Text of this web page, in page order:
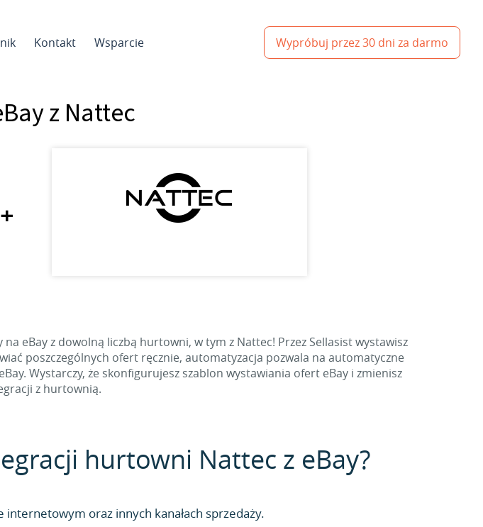
Kontakt Wsparcie Wypróbuj przez 30 dni za darmo
z Nattec
+
eBay z dowolną liczbą hurtowni, w tym z Nattec! Przez Sellasist wystawisz
poszczególnych ofert ręcznie, automatyzacja pozwala na automatyczne
Wystarczy, że skonfigurujesz szablon wystawiania ofert eBay i zmienisz
z hurtownią.
hurtowni Nattec z eBay?
oraz innych kanałach sprzedaży.